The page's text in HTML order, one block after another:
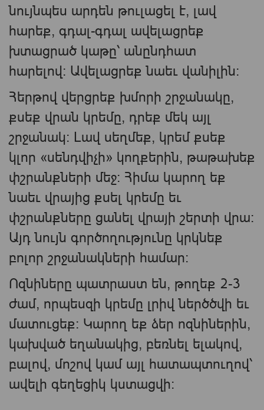
նույնպես արդեն թուլացել է, լավ
հարեք, գդալ-գդալ ավելացրեք
խտացրած կաթը՝ անընդհատ
հարելով: Ավելացրեք նաեւ վանիլին։
Հերթով վերցրեք խմորի շրջանակը,
քսեք վրան կրեմը, դրեք մեկ այլ
շրջանակ: Լավ սեղմեք, կրեմ քսեք
կլոր «սենդվիչի» կողքերին, թաթախեք
փշրանքների մեջ: Հիմա կարող եք
նաեւ վրայից քսել կրեմը եւ
փշրանքները ցանել վրայի շերտի վրա:
Այդ նույն գործողությունը կրկնեք
բոլոր շրջանակների համար:
Ոզնիները պատրաստ են, թողեք 2-3
ժամ, որպեսզի կրեմը լրիվ ներծծվի եւ
մատուցեք: Կարող եք ձեր ոզնիներին,
կախված եղանակից, բեռնել ելակով,
բալով, մոշով կամ այլ հատապտուղով՝
ավելի գեղեցիկ կստացվի: